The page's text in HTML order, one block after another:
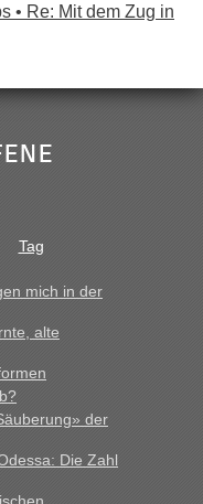
• Re: Mit dem Zug in
im Text gleich
angezeigt "auf dieser
• Re: Mit dem Zug in
daß es ein Zug von
kann man die
erste Umsteigefreie
Tag
mich in der
alte
der
Die Zahl